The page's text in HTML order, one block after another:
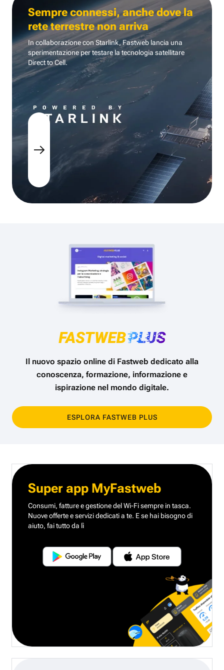
Sempre connessi, anche dove la
rete terrestre non arriva
In collaborazione con Starlink, Fastweb lancia una
sperimentazione per testare la tecnologia satellitare
Direct to Cell.
Il nuovo spazio online di Fastweb dedicato alla
conoscenza, formazione, informazione e
ispirazione nel mondo digitale.
ESPLORA FASTWEB PLUS
Super app MyFastweb
Consumi, fatture e gestione del Wi-Fi sempre in tasca.
Nuove offerte e servizi dedicati a te. E se hai bisogno di
aiuto, fai tutto da lì